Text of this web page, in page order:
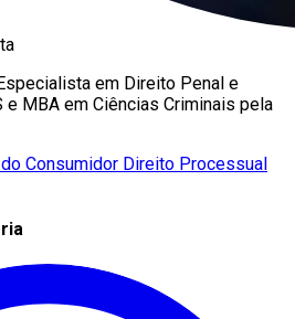
em Direito Penal e
e MBA em Ciências Criminais pela
Consumidor Direito Processual